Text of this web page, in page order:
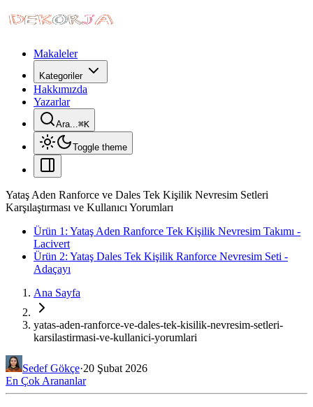
Makaleler
Kategoriler
Hakkımızda
Yazarlar
Ara...⌘K
Toggle theme
Yataş Aden Ranforce ve Dales Tek Kişilik Nevresim Setleri
Karşılaştırması ve Kullanıcı Yorumları
Ürün 1: Yataş Aden Ranforce Tek Kişilik Nevresim Takımı -
Lacivert
Ürün 2: Yataş Dales Tek Kişilik Ranforce Nevresim Seti -
Adaçayı
Ana Sayfa
yatas-aden-ranforce-ve-dales-tek-kisilik-nevresim-setleri-
karsilastirmasi-ve-kullanici-yorumlari
Sedef Gökçe·20 Şubat 2026
En Çok Arananlar